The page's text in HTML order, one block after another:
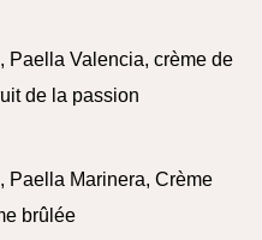
Paella Valencia, crème de
de la passion
Paella Marinera, Crème
brûlée